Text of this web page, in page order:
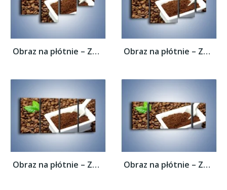
Obraz na płótnie – Zmielona kawa –... Obraz na płótnie – Zmielona kawa –...
Obraz na płótnie – Zmielona kawa –... Obraz na płótnie – Zmielona kawa –...